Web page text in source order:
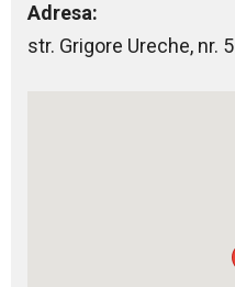
Adresa:
str. Grigore Ureche, nr. 5